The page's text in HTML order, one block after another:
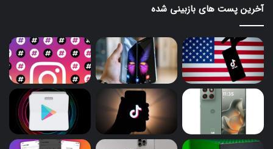
آخرین پست های بازبینی شده